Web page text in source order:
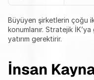
Büyüyen şirketlerin çoğu
konumlanır. Stratejik
yatırım gerektirir.
İnsan